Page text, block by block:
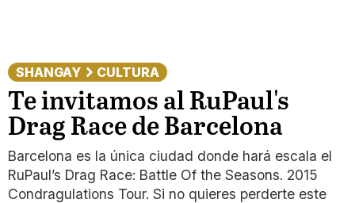
SHANGAY CULTURA
Te invitamos al RuPaul's
Drag Race de Barcelona
Barcelona es la única ciudad donde hará escala el
RuPaul’s Drag Race: Battle Of the Seasons. 2015
Condragulations Tour. Si no quieres perderte este